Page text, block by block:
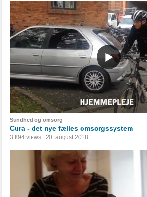
Sundhed og omsorg
Cura - det nye fælles omsorgssystem
3.894 views 20. august 2018